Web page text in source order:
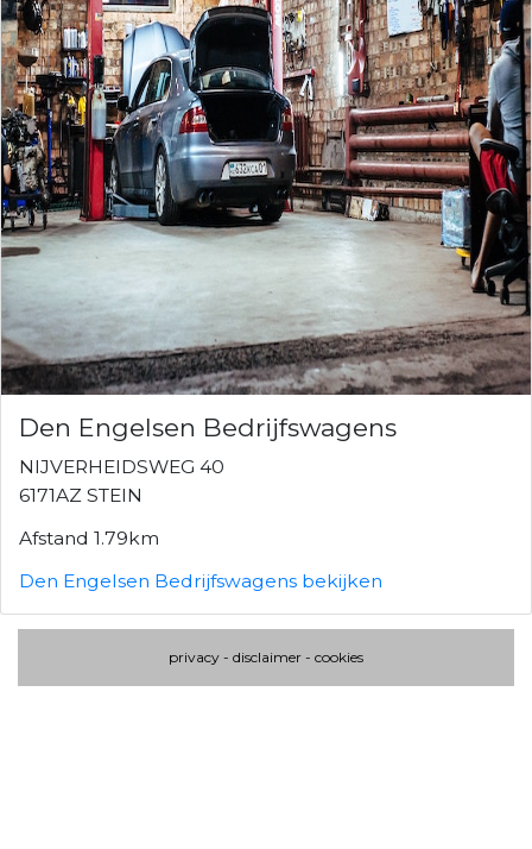
Den Engelsen Bedrijfswagens
NIJVERHEIDSWEG 40
6171AZ STEIN
Afstand 1.79km
Den Engelsen Bedrijfswagens bekijken
privacy - disclaimer - cookies